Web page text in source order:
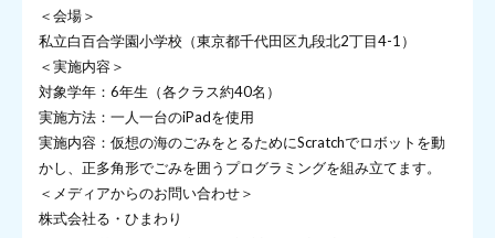
＜会場＞
私立白百合学園小学校（東京都千代田区九段北2丁目4-1）
＜実施内容＞
対象学年：6年生（各クラス約40名）
実施方法：一人一台のiPadを使用
実施内容：仮想の海のごみをとるためにScratchでロボットを動
かし、正多角形でごみを囲うプログラミングを組み立てます。
＜メディアからのお問い合わせ＞
株式会社る・ひまわり